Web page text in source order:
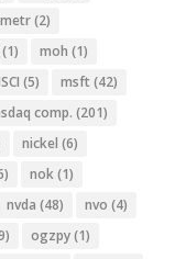
metr(2)
(1) moh (1)
(5) msft (42)
comp. (201)
nickel (6)
nok(1)
nvda (48) nvo (4)
ogzpy(1)